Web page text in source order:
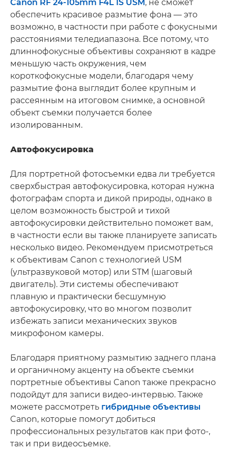
Canon RF 24-105mm F4L IS USM, не сможет
обеспечить красивое размытие фона — это
возможно, в частности при работе с фокусными
расстояниями теледиапазона. Все потому, что
длиннофокусные объективы сохраняют в кадре
меньшую часть окружения, чем
короткофокусные модели, благодаря чему
размытие фона выглядит более крупным и
рассеянным на итоговом снимке, а основной
объект съемки получается более
изолированным.
Автофокусировка
Для портретной фотосъемки едва ли требуется
сверхбыстрая автофокусировка, которая нужна
фотографам спорта и дикой природы, однако в
целом возможность быстрой и тихой
автофокусировки действительно поможет вам,
в частности если вы также планируете записать
несколько видео. Рекомендуем присмотреться
к объективам Canon с технологией USM
(ультразвуковой мотор) или STM (шаговый
двигатель). Эти системы обеспечивают
плавную и практически бесшумную
автофокусировку, что во многом позволит
избежать записи механических звуков
микрофоном камеры.
Благодаря приятному размытию заднего плана
и органичному акценту на объекте съемки
портретные объективы Canon также прекрасно
подойдут для записи видео-интервью. Также
можете рассмотреть гибридные объективы
Canon, которые помогут добиться
профессиональных результатов как при фото-,
так и при видеосъемке.